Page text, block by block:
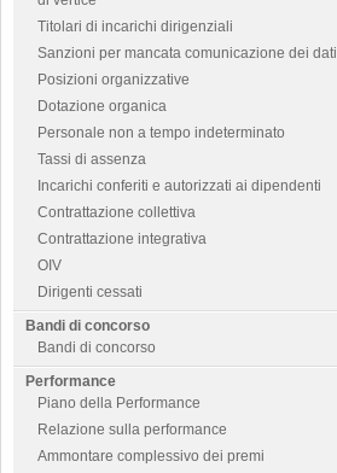
Titolari di incarichi dirigenziali
Sanzioni per mancata comunicazione dei dati
Posizioni organizzative
Dotazione organica
Personale non a tempo indeterminato
Tassi di assenza
Incarichi conferiti e autorizzati ai dipendenti
Contrattazione collettiva
Contrattazione integrativa
OIV
Dirigenti cessati
Bandi di concorso
Bandi di concorso
Performance
Piano della Performance
Relazione sulla performance
Ammontare complessivo dei premi